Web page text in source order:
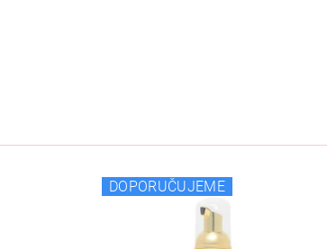
DOPORUČUJEME